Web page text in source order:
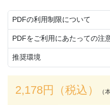
PDFの利用制限について
PDFをご利用にあたっての注
推奨環境
2,178円（税込） （